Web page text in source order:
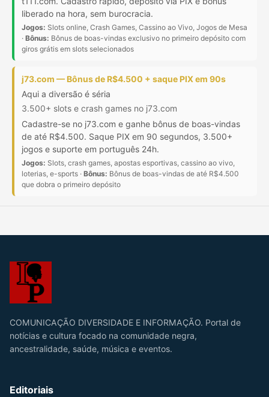
liberado na hora, sem burocracia.
Jogos: Slots online, Crash Games, Cassino ao Vivo, Jogos de Mesa
· Bônus: Bônus de boas-vindas exclusivo no primeiro depósito com
giros grátis em slots selecionados
j73.com — Bônus de R$4.500 + saque PIX em 90s
Aqui a diversão é séria
3.500+ slots e crash games no j73.com
Cadastre-se no j73.com e ganhe bônus de boas-vindas
de até R$4.500. Saque PIX em 90 segundos, 3.500+
jogos e suporte em português 24h.
Jogos: Slots, crash games, apostas esportivas, cassino ao vivo,
loterias, e-sports · Bônus: Bônus de boas-vindas de até R$4.500
que dobra o primeiro depósito
COMUNICAÇÃO DIVERSIDADE E INFORMAÇÃO. Portal de
notícias e cultura focado na comunidade negra,
ancestralidade, saúde, música e eventos.
Editoriais